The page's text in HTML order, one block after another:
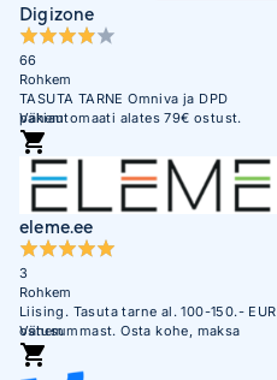
Digizone
66
Rohkem
TASUTA TARNE Omniva ja DPD
pakiautomaati alates 79€ ostust.
Soodne järelmaks. Krediitkaardiga
makse võimalus. Üle 450 000
täidetud tellimuse. Usaldusväärne
veebikaubamaja juba aastast 2003.
Vähem
eleme.ee
3
Rohkem
Liising. Tasuta tarne al. 100-150.- EUR
ostusummast. Osta kohe, maksa
hiljem ; 0€ sissemakse, 0% intress.
0€ lisatasu eest.
Vähem